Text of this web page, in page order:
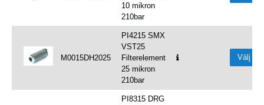
10 mikron
210bar
M0015DH2025
PI4215 SMX
VST25
Filterelement
25 mikron
210bar
Välj
PI8315 DRG